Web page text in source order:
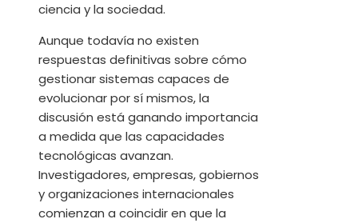
ciencia y la sociedad.
Aunque todavía no existen
respuestas definitivas sobre cómo
gestionar sistemas capaces de
evolucionar por sí mismos, la
discusión está ganando importancia
a medida que las capacidades
tecnológicas avanzan.
Investigadores, empresas, gobiernos
y organizaciones internacionales
comienzan a coincidir en que la